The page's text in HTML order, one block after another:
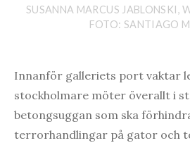
SUSANNA MARCUS JABLONSKI,
FOTO: SANTIAGO
Innanför galleriets port vaktar
stockholmare möter överallt i
betongsuggan som ska
terrorhandlingar på gator och